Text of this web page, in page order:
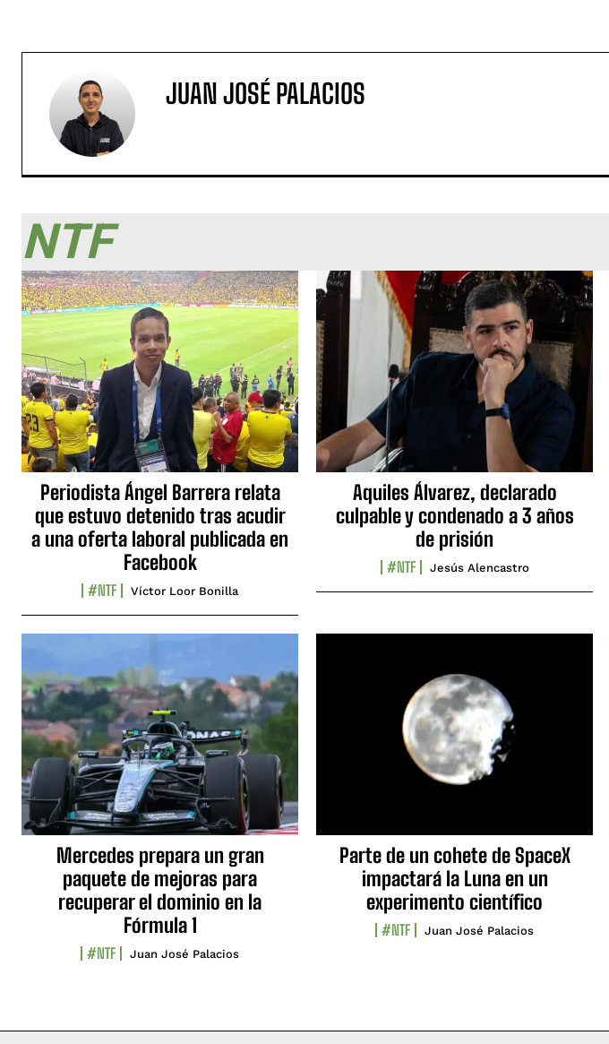
JUAN JOSÉ PALACIOS
NTF
Periodista Ángel Barrera relata
que estuvo detenido tras acudir
a una oferta laboral publicada en
Facebook
#NTF Víctor Loor Bonilla
Aquiles Álvarez, declarado
culpable y condenado a 3 años
de prisión
#NTF Jesús Alencastro
Mercedes prepara un gran
paquete de mejoras para
recuperar el dominio en la
Fórmula 1
#NTF Juan José Palacios
Parte de un cohete de SpaceX
impactará la Luna en un
experimento científico
#NTF Juan José Palacios